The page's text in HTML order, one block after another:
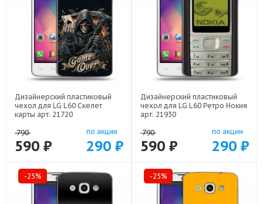
Дизайнерский пластиковый
чехол для LG L60 Скелет
карты арт: 21720
790
590 ₽
по акции
290 ₽
Дизайнерский пластиковый
чехол для LG L60 Ретро Нокия
арт: 21930
790
590 ₽
по акции
290 ₽
-25% -25%